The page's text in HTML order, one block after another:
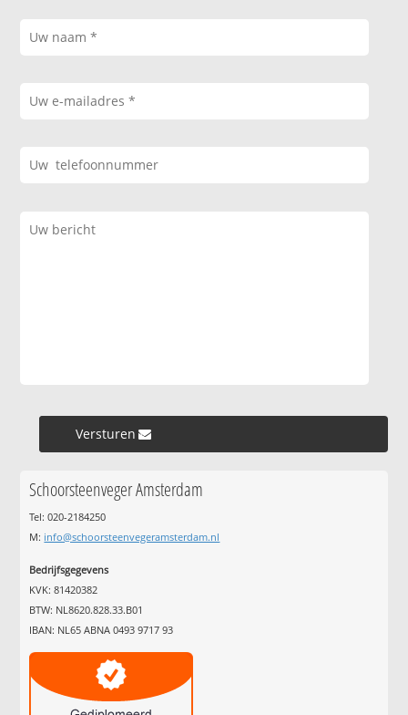
Versturen »
Schoorsteenveger Amsterdam
Tel: 020-2184250
M: info@schoorsteenvegeramsterdam.nl
Bedrijfsgegevens
KVK: 81420382
BTW: NL8620.828.33.B01
IBAN: NL65 ABNA 0493 9717 93